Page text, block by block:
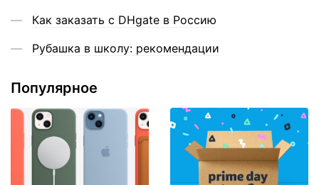
Как заказать с DHgate в Россию
Рубашка в школу: рекомендации
Популярное